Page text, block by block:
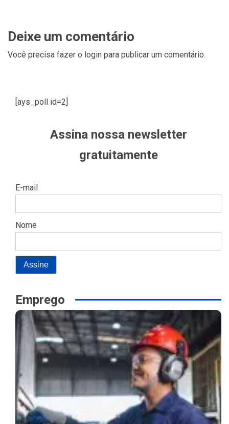
Deixe um comentário
Você precisa fazer o login para publicar um comentário.
[ays_poll id=2]
Assina nossa newsletter
gratuitamente
E-mail
Nome
Emprego